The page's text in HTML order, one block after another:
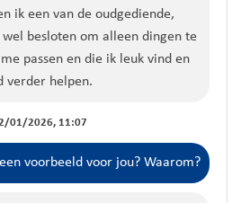
ik een van de oudgediende,
besloten om alleen dingen te
passen en die ik leuk vind en
verder helpen.
01/2026, 11:07
voorbeeld voor jou? Waarom?